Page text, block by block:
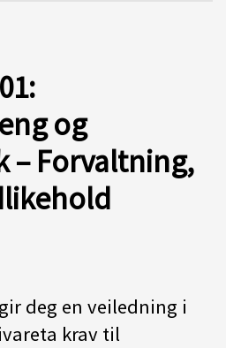
og
– Forvaltning,
deg en veiledning i
krav til